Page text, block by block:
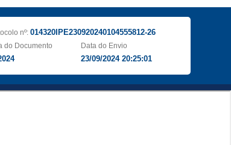
nº: 014320IPE230920240104555812-26
do Documento Data do Envio
23/09/2024 20:25:01